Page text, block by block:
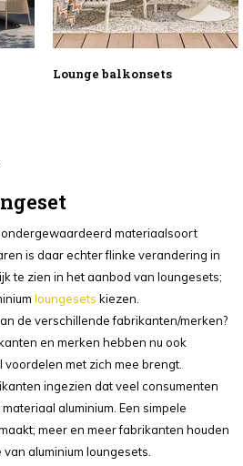
Lounge balkonsets
ondergewaardeerd materiaalsoort
is daar echter flinke verandering in
te zien in het aanbod van loungesets;
loungesets kiezen.
de verschillende fabrikanten/merken?
en merken hebben nu ook
met zich mee brengt.
ingezien dat veel consumenten
aluminium. Een simpele
meer en meer fabrikanten houden
aluminium loungesets.